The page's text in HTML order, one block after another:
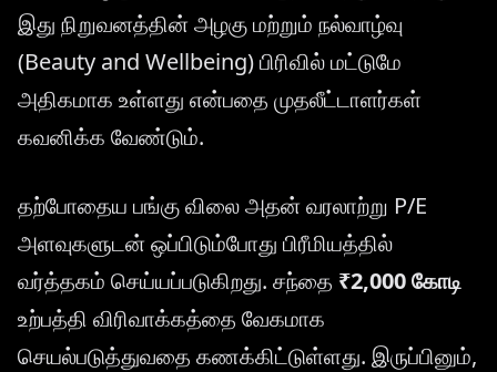
இது நிறுவனத்தின் அழகு மற்றும் நல்வாழ்வு
(Beauty and Wellbeing) பிரிவில் மட்டுமே
அதிகமாக உள்ளது என்பதை முதலீட்டாளர்கள்
கவனிக்க வேண்டும்.
தற்போதைய பங்கு விலை அதன் வரலாற்று P/E
அளவுகளுடன் ஒப்பிடும்போது பிரீமியத்தில்
வர்த்தகம் செய்யப்படுகிறது. சந்தை ₹2,000 கோடி
உற்பத்தி விரிவாக்கத்தை வேகமாக
செயல்படுத்துவதை கணக்கிட்டுள்ளது. இருப்பினும்,